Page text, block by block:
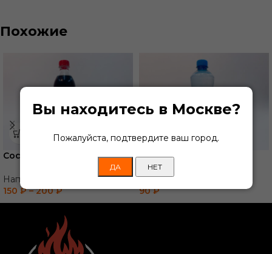
Похожие
Coca-Cola
Напитки
150 ₽ – 200₽
Aqua Minerale
Напитки
90₽
Вы находитесь в Москве?
Пожалуйста, подтвердите ваш город.
ДА НЕТ